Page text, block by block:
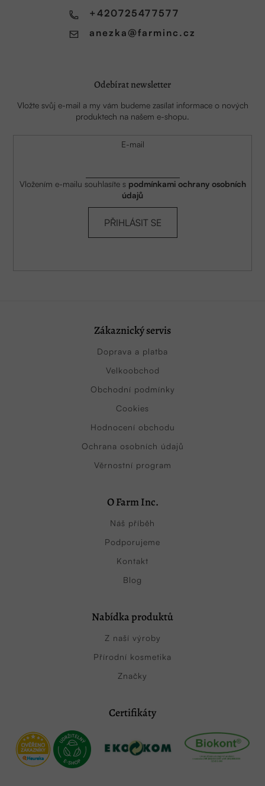
anezka @farminc.cz
+420725477577
Odebírat newsletter
Vložte svůj e-mail a my vám budeme zasílat informace o nových
produktech na našem e-shopu.
E-mail
Vložením e-mailu souhlasíte s podmínkami ochrany osobních
údajů
PŘIHLÁSIT SE
Zákaznický servis
Doprava a platba
Velkoobchod
Obchodní podmínky
Cookies
Hodnocení obchodu
Ochrana osobních údajů
Věrnostní program
O Farm Inc.
Náš příběh
Podporujeme
Kontakt
Blog
Nabídka produktů
Z naší výroby
Přírodní kosmetika
Značky
Certifikáty